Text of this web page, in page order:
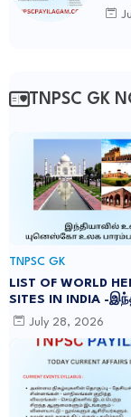
TNPSC GK
TNPSC GK
LIST OF WORLD
SITES IN INDIA -
உள்ள 45 யுனெஸ்கோ
பாரம்பரிய தளங்கள்:
July 28, 2026